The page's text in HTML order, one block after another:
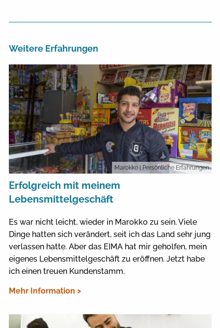
Weitere Erfahrungen
Marokko | Persönliche Erfahrungen
Erfolgreich mit meinem
Lebensmittelgeschäft
Es war nicht leicht, wieder in Marokko zu sein. Viele
Dinge hatten sich verändert, seit ich das Land sehr jung
verlassen hatte. Aber das EIMA hat mir geholfen, mein
eigenes Lebensmittelgeschäft zu eröffnen. Jetzt habe
ich einen treuen Kundenstamm.
Mehr Information >